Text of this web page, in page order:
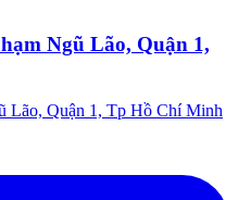
Ngũ Lão, Quận 1,
Lão, Quận 1, Tp Hồ Chí Minh